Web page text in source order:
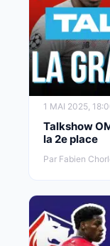
1 MAI 2025,
Talkshow
la 2e place
Par Fabien